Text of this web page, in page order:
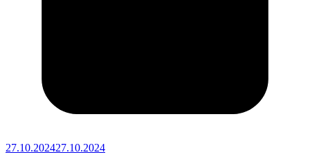
27.10.202427.10.2024